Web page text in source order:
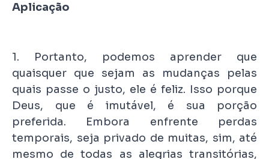
Aplicação
1. Portanto, podemos aprender que
quaisquer que sejam as mudanças pelas
quais passe o justo, ele é feliz. Isso porque
Deus, que é imutável, é sua porção
preferida. Embora enfrente perdas
temporais, seja privado de muitas, sim, até
mesmo de todas as alegrias transitórias,